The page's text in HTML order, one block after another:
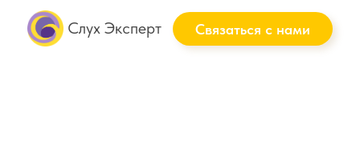
Связаться с нами
Слух Эксперт